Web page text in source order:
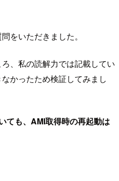
をいただきました。
、私の読解力では記載してい
かったため検証してみまし
ても、AMI取得時の再起動は